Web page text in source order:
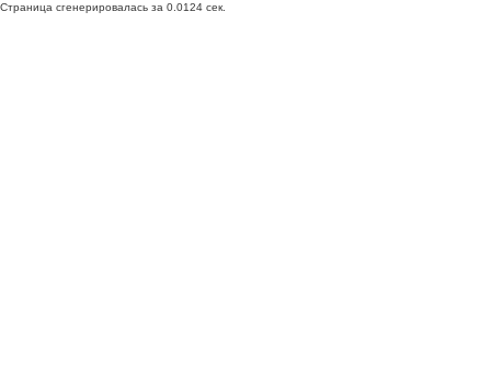
Страница сгенерировалась за 0.0124 сек.